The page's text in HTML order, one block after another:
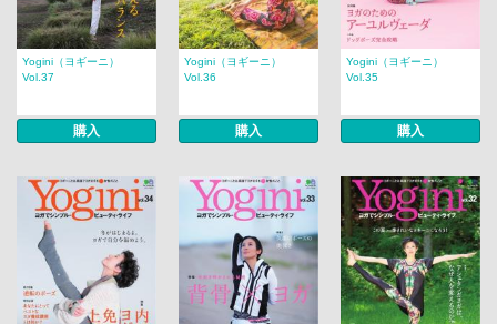
Yogini（ヨギーニ）
Vol.37
購入
Yogini（ヨギーニ）
Vol.36
購入
Yogini（ヨギーニ）
Vol.35
購入